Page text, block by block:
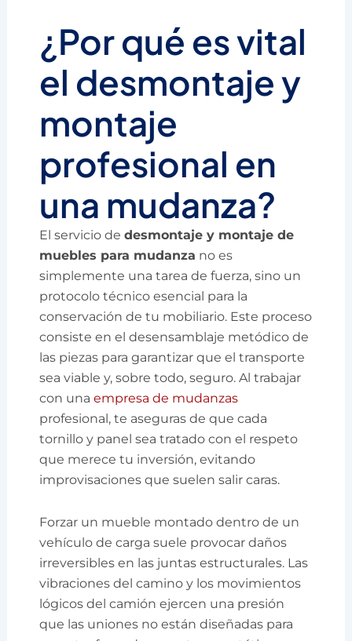
¿Por qué es vital
el desmontaje y
montaje
profesional en
una mudanza?
El servicio dedesmontaje y montaje de
muebles para mudanza no es
simplemente una tarea de fuerza, sino un
protocolo técnico esencial para la
conservación de tu mobiliario. Este proceso
consiste en el desensamblaje metódico de
las piezas para garantizar que el transporte
sea viable y, sobre todo, seguro. Al trabajar
con unaempresa de mudanzas
profesional, te aseguras de que cada
tornillo y panel sea tratado con el respeto
que merece tu inversión, evitando
improvisaciones que suelen salir caras.
Forzar un mueble montado dentro de un
vehículo de carga suele provocar daños
irreversibles en las juntas estructurales. Las
vibraciones del camino y los movimientos
lógicos del camión ejercen una presión
que las uniones no están diseñadas para